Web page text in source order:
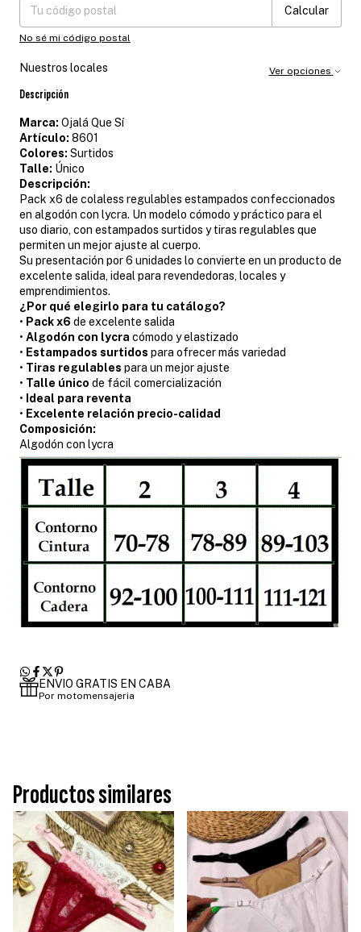
Calcular
No sé mi código postal
Nuestros locales Ver opciones
Descripción
Marca: Ojalá Que Sí
Artículo: 8601
Colores: Surtidos
Talle: Único
Descripción:
Pack x6 de colaless regulables estampados confeccionados
en algodón con lycra. Un modelo cómodo y práctico para el
uso diario, con estampados surtidos y tiras regulables que
permiten un mejor ajuste al cuerpo.
Su presentación por 6 unidades lo convierte en un producto de
excelente salida, ideal para revendedoras, locales y
emprendimientos.
¿Por qué elegirlo para tu catálogo?
• Pack x6 de excelente salida
• Algodón con lycra cómodo y elastizado
• Estampados surtidos para ofrecer más variedad
• Tiras regulables para un mejor ajuste
• Talle único de fácil comercialización
• Ideal para reventa
• Excelente relación precio-calidad
Composición:
Algodón con lycra
ENVIO GRATIS EN CABA
Por motomensajeria
Productos similares